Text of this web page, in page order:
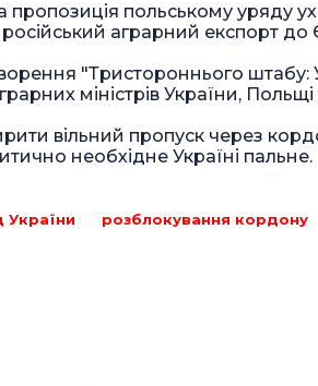
пропозиція польському уряду
аграрний експорт до
"Тристороннього штабу:
міністрів України,
вільний пропуск через
необхідне Україні пальне.
України розблокування кордону